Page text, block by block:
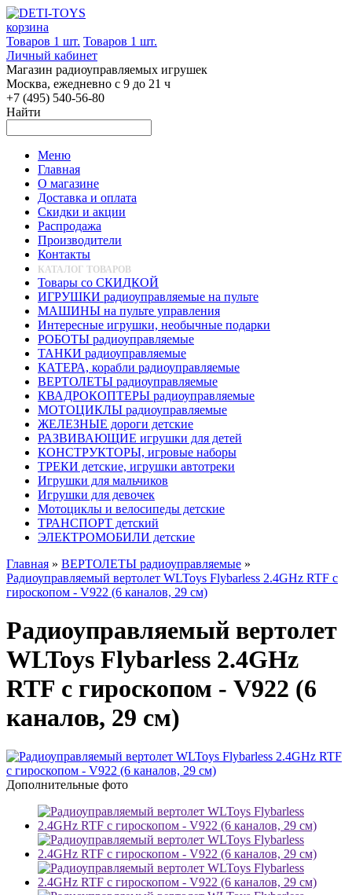
корзина
Товаров 1 шт. Товаров 1 шт.
Личный кабинет
Магазин радиоуправляемых игрушек
Москва, ежедневно с 9 до 21 ч
+7 (495) 540-56-80
Найти
Меню
Главная
О магазине
Доставка и оплата
Скидки и акции
Распродажа
Производители
Контакты
КАТАЛОГ ТОВАРОВ
Товары со СКИДКОЙ
ИГРУШКИ радиоуправляемые на пульте
МАШИНЫ на пульте управления
Интересные игрушки, необычные подарки
РОБОТЫ радиоуправляемые
ТАНКИ радиоуправляемые
КАТЕРА, корабли радиоуправляемые
ВЕРТОЛЕТЫ радиоуправляемые
КВАДРОКОПТЕРЫ радиоуправляемые
МОТОЦИКЛЫ радиоуправляемые
ЖЕЛЕЗНЫЕ дороги детские
РАЗВИВАЮЩИЕ игрушки для детей
КОНСТРУКТОРЫ, игровые наборы
ТРЕКИ детские, игрушки автотреки
Игрушки для мальчиков
Игрушки для девочек
Мотоциклы и велосипеды детские
ТРАНСПОРТ детский
ЭЛЕКТРОМОБИЛИ детские
Главная » ВЕРТОЛЕТЫ радиоуправляемые »
Радиоуправляемый вертолет WLToys Flybarless 2.4GHz RTF с
гироскопом - V922 (6 каналов, 29 см)
Радиоуправляемый вертолет
WLToys Flybarless 2.4GHz
RTF с гироскопом - V922 (6
каналов, 29 см)
Дополнительные фото